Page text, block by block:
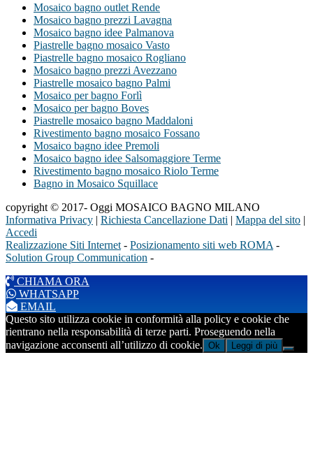
Mosaico bagno outlet Rende
Mosaico bagno prezzi Lavagna
Mosaico bagno idee Palmanova
Piastrelle bagno mosaico Vasto
Piastrelle bagno mosaico Rogliano
Mosaico bagno prezzi Avezzano
Piastrelle mosaico bagno Palmi
Mosaico per bagno Forlì
Mosaico per bagno Boves
Piastrelle mosaico bagno Maddaloni
Rivestimento bagno mosaico Fossano
Mosaico bagno idee Premoli
Mosaico bagno idee Salsomaggiore Terme
Rivestimento bagno mosaico Riolo Terme
Bagno in Mosaico Squillace
copyright © 2017- Oggi MOSAICO BAGNO MILANO
Informativa Privacy | Richiesta Cancellazione Dati | Mappa del sito |
Accedi
Realizzazione Siti Internet - Posizionamento siti web ROMA -
Solution Group Communication -
CHIAMA ORA
WHATSAPP
EMAIL
Questo sito utilizza cookie in conformità alla policy e cookie che
rientrano nella responsabilità di terze parti. Proseguendo nella
navigazione acconsenti all’utilizzo di cookie. Ok Leggi di più